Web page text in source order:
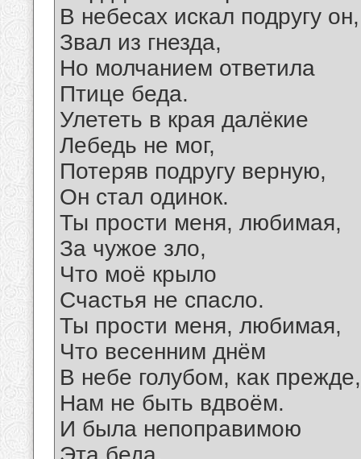
В небесах искал подругу он,
Звал из гнезда,
Но молчанием ответила
Птице беда.
Улететь в края далёкие
Лебедь не мог,
Потеряв подругу верную,
Он стал одинок.
Ты прости меня, любимая,
За чужое зло,
Что моё крыло
Счастья не спасло.
Ты прости меня, любимая,
Что весенним днём
В небе голубом, как прежде,
Нам не быть вдвоём.
И была непоправимою